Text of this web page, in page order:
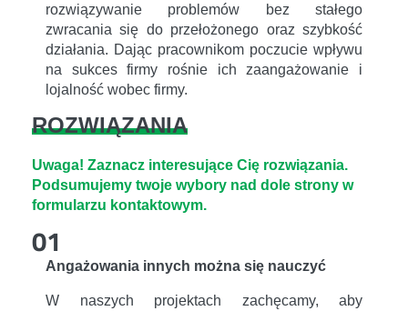
rozwiązywanie problemów bez stałego
zwracania się do przełożonego oraz szybkość
działania. Dając pracownikom poczucie wpływu
na sukces firmy rośnie ich zaangażowanie i
lojalność wobec firmy.
ROZWIĄZANIA
Uwaga! Zaznacz interesujące Cię rozwiązania.
Podsumujemy twoje wybory nad dole strony w
formularzu kontaktowym.
01
Angażowania innych można się nauczyć
W naszych projektach zachęcamy, aby